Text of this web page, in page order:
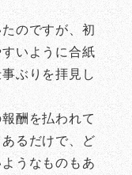
のですが、初
いように合紙
ぶりを拝見し
酬を払われて
るだけで、ど
うなものもあ